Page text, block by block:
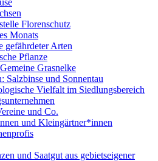
Florenschutz
Monats
gefährdeter Arten
Pflanze
Grasnelke
Salzbinse und Sonnentau
Vielfalt im Siedlungsbereich
und Co.
und Kleingärtner*innen
und Saatgut aus gebietseigener